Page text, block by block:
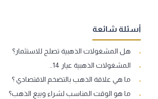
أسئلة شائعة
هل المشغولات الذهبية تصلح للاستثمار؟
المشغولات الذهبية عيار 14..
ما هي علاقة الذهب بالتضخم الاقتصادي ؟
ما هو الوقت المناسب لشراء وبيع الذهب؟